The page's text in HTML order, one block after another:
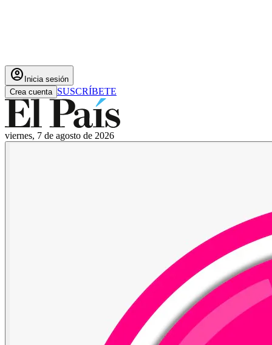
account_circle Inicia sesión
Crea cuenta SUSCRÍBETE
viernes, 7 de agosto de 2026